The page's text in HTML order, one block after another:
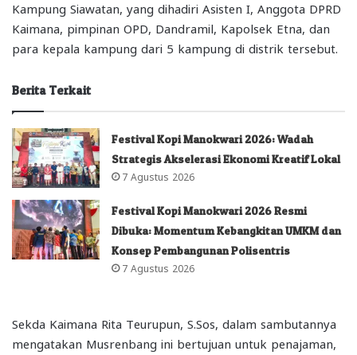
Kampung Siawatan, yang dihadiri Asisten I, Anggota DPRD
Kaimana, pimpinan OPD, Dandramil, Kapolsek Etna, dan
para kepala kampung dari 5 kampung di distrik tersebut.
Berita Terkait
Festival Kopi Manokwari 2026: Wadah
Strategis Akselerasi Ekonomi Kreatif Lokal
7 Agustus 2026
Festival Kopi Manokwari 2026 Resmi
Dibuka: Momentum Kebangkitan UMKM dan
Konsep Pembangunan Polisentris
7 Agustus 2026
Sekda Kaimana Rita Teurupun, S.Sos, dalam sambutannya
mengatakan Musrenbang ini bertujuan untuk penajaman,